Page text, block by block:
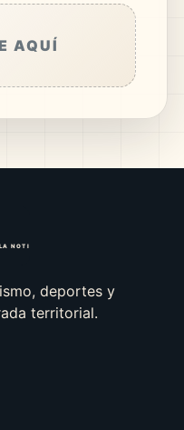
AQUÍ
deportes y
territorial.